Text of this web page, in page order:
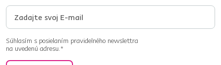
Súhlasím s posielaním pravidelného newslettra
na uvedenú adresu.*